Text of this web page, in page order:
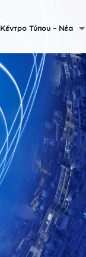
Κέντρο Τύπου – Νέα